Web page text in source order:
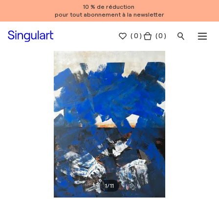
10 % de réduction
pour tout abonnement à la newsletter
(0 ) ( 0 )
1/11